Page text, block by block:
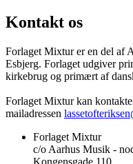
Kontakt os
Forlaget Mixtur er en del af
Esbjerg. Forlaget udgiver
kirkebrug og primært af
Forlaget Mixtur kan
mailadressen
Forlaget Mixtur
c/o Aarhus Musik -
Kongensgade 110